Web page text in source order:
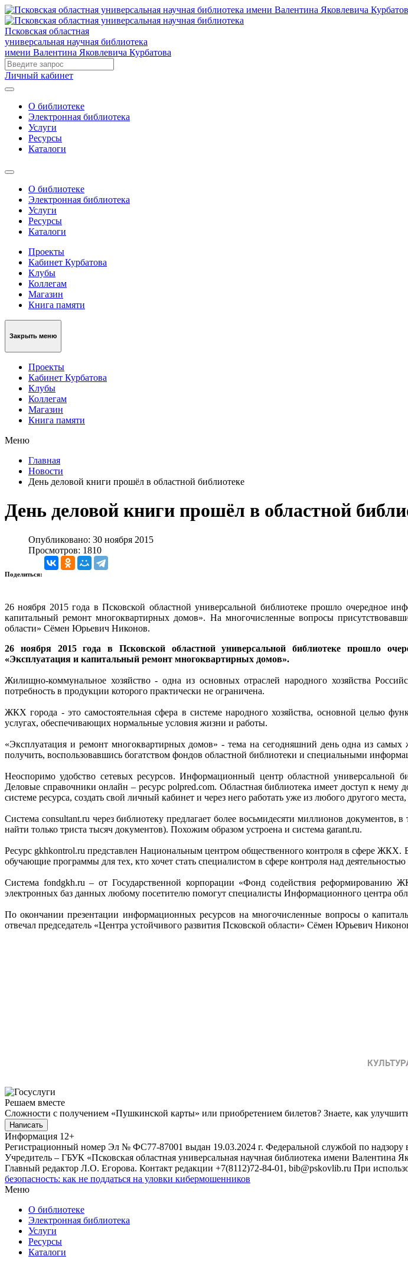
Псковская областная
универсальная научная библиотека
имени Валентина Яковлевича Курбатова
Личный кабинет
О библиотеке
Электронная библиотека
Услуги
Ресурсы
Каталоги
О библиотеке
Электронная библиотека
Услуги
Ресурсы
Каталоги
Проекты
Кабинет Курбатова
Клубы
Коллегам
Магазин
Книга памяти
Закрыть меню
Проекты
Кабинет Курбатова
Клубы
Коллегам
Магазин
Книга памяти
Меню
Главная
Новости
День деловой книги прошёл в областной библиотеке
День деловой книги прошёл в областной
Опубликовано: 30 ноября 2015
Просмотров: 1810
Поделиться:
26 ноября 2015 года в Псковской областной универсальной библиотеке прошло очередное
капитальный ремонт многоквартирных домов». На многочисленные вопросы
области» Сёмен Юрьевич Никонов.
26 ноября 2015 года в Псковской областной универсальной библиотеке прошло
«Эксплуатация и капитальный ремонт многоквартирных домов».
Жилищно-коммунальное хозяйство - одна из основных отраслей народного хозяйства
потребность в продукции которого практически не ограничена.
ЖКХ города - это самостоятельная сфера в системе народного хозяйства, основной целью
услугах, обеспечивающих нормальные условия жизни и работы.
«Эксплуатация и ремонт многоквартирных домов» - тема на сегодняшний день одна из
получить, воспользовавшись богатством фондов областной библиотеки и специальными
Неоспоримо удобство сетевых ресурсов. Информационный центр областной универсальной
Деловые справочники онлайн – ресурс polpred.com. Областная библиотека имеет доступ к
системе ресурса, создать свой личный кабинет и через него работать уже из любого другого
Система consultant.ru через библиотеку предлагает более восьмидесяти миллионов
найти только триста тысяч документов). Похожим образом устроена и система garant.ru.
Ресурс gkhkontrol.ru представлен Национальным центром общественного контроля в сфере
обучающие программы для тех, кто хочет стать специалистом в сфере контроля над
Система fondgkh.ru – от Государственной корпорации «Фонд содействия реформированию
электронных баз данных любому посетителю помогут специалисты Информационного центра
По окончании презентации информационных ресурсов на многочисленные вопросы о
отвечал председатель «Центра устойчивого развития Псковской области» Сёмен Юрьевич
Решаем вместе
Сложности с получением «Пушкинской карты» или приобретением билетов? Знаете, как
Написать
Информация 12+
Регистрационный номер Эл № ФС77-87001 выдан 19.03.2024 г. Федеральной службой по
Учредитель – ГБУК «Псковская областная универсальная научная библиотека имени Валентина
Главный редактор Л.О. Егорова. Контакт редакции +7(8112)72-84-01, bib@pskovlib.ru При
безопасность: как не поддаться на уловки кибермошенников
Меню
О библиотеке
Электронная библиотека
Услуги
Ресурсы
Каталоги